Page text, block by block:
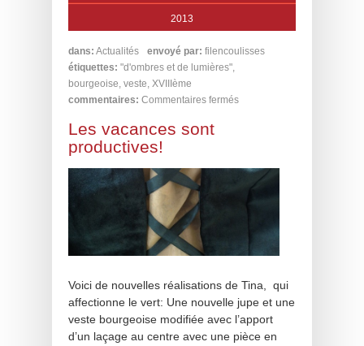
2013
dans: Actualités envoyé par: filencoulisses
étiquettes: "d'ombres et de lumières",
bourgeoise, veste, XVIIIème
commentaires: Commentaires fermés
Les vacances sont
productives!
Voici de nouvelles réalisations de Tina, qui
affectionne le vert: Une nouvelle jupe et une
veste bourgeoise modifiée avec l’apport
d’un laçage au centre avec une pièce en